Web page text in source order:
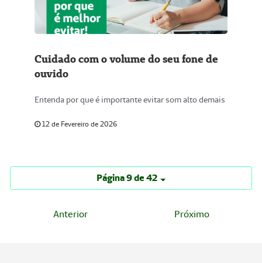
Cuidado com o volume do seu fone de
ouvido
Entenda por que é importante evitar som alto demais
12 de Fevereiro de 2026
Página 9 de 42
Anterior Próximo